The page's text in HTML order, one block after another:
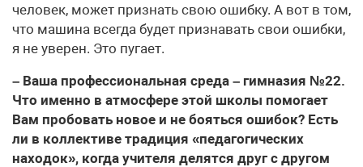
человек, может признать свою ошибку. А вот в том,
что машина всегда будет признавать свои ошибки,
я не уверен. Это пугает.
– Ваша профессиональная среда – гимназия №22.
Что именно в атмосфере этой школы помогает
Вам пробовать новое и не бояться ошибок? Есть
ли в коллективе традиция «педагогических
находок», когда учителя делятся друг с другом